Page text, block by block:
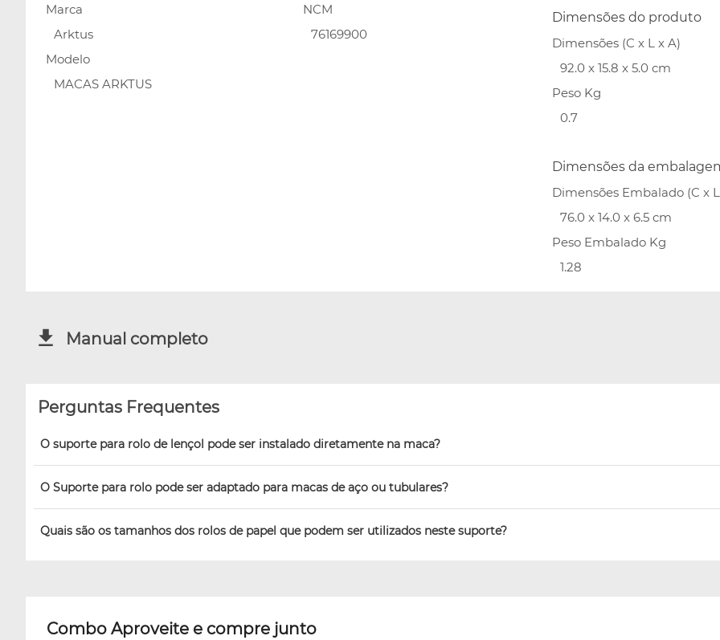
Marca
Arktus
Modelo
MACAS ARKTUS
NCM
76169900
Dimensões do produto
Dimensões (C x L x A)
92.0 x 15.8 x 5.0 cm
Peso Kg
0.7
Dimensões da
Dimensões Embalado (C x
76.0 x 14.0 x 6.5 cm
Peso Embalado Kg
1.28
Manual completo
Perguntas Frequentes
O suporte para rolo de lençol pode ser instalado diretamente na maca?
O Suporte para rolo pode ser adaptado para macas de aço ou tubulares?
Quais são os tamanhos dos rolos de papel que podem ser utilizados neste suporte?
Combo Aproveite e compre junto